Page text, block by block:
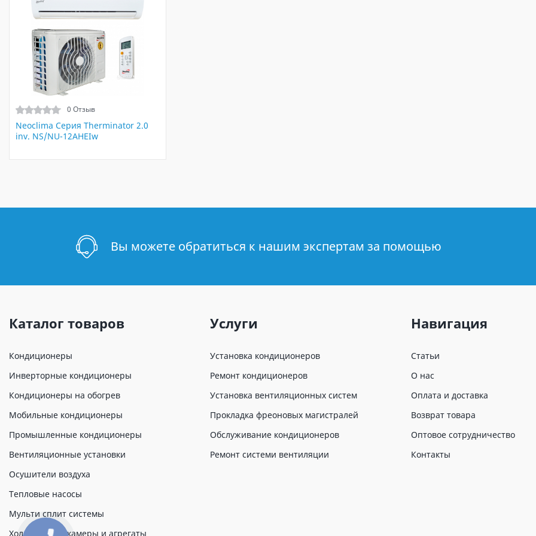
0 Отзыв
Neoclima Серия Therminator 2.0
inv. NS/NU-12AHEIw
Вы можете обратиться к нашим экспертам за помощью
Каталог товаров
Кондиционеры
Инверторные кондиционеры
Кондиционеры на обогрев
Мобильные кондиционеры
Промышленные кондиционеры
Вентиляционные установки
Осушители воздуха
Тепловые насосы
Мульти сплит системы
Холодильные камеры и агрегаты
Услуги
Установка кондиционеров
Ремонт кондиционеров
Установка вентиляционных систем
Прокладка фреоновых магистралей
Обслуживание кондиционеров
Ремонт системи вентиляции
Навигация
Статьи
О нас
Оплата и доставка
Возврат товара
Оптовое сотрудничество
Контакты